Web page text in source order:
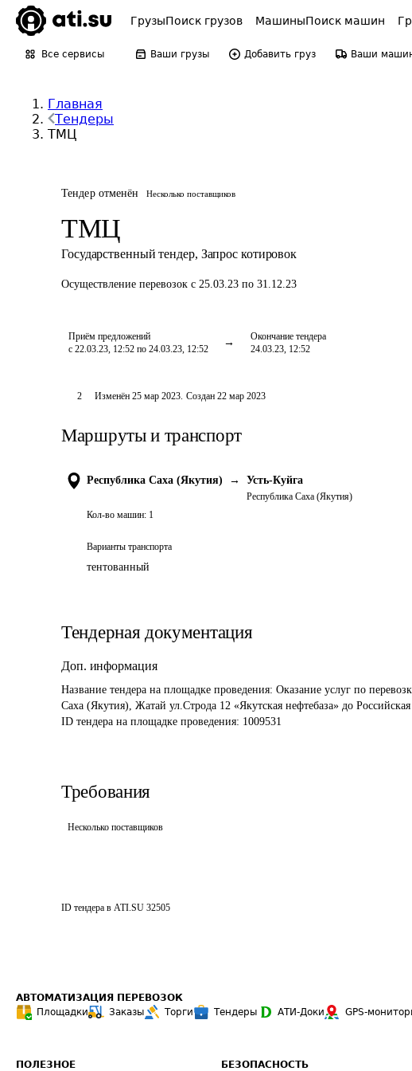
ГрузыПоиск грузов МашиныПоиск машин
Все сервисы Ваши грузы Добавить груз Ваши
Главная
Тендеры
ТМЦ
Тендер отменён Несколько поставщиков
ТМЦ
Государственный тендер, Запрос котировок
Осуществление перевозок с 25.03.23 по 31.12.23
Приём предложений
с 22.03.23, 12:52 по 24.03.23, 12:52
Окончание тендера
24.03.23, 12:52
2 Изменён 25 мар 2023. Создан 22 мар 2023
Маршруты и транспорт
Республика Саха (Якутия) → Усть-Куйга
Республика Саха (Якутия)
Кол-во машин: 1
Варианты транспорта
тентованный
Тендерная документация
Доп. информация
Название тендера на площадке проведения: Оказание услуг по
Саха (Якутия), Жатай ул.Строда 12 «Якутская нефтебаза» до
ID тендера на площадке проведения: 1009531
Требования
Несколько поставщиков
ID тендера в ATI.SU 32505
АВТОМАТИЗАЦИЯ ПЕРЕВОЗОК
Площадки
Заказы Торги Тендеры АТИ-Доки GPS-
ПОЛЕЗНОЕ БЕЗОПАСНОСТЬ